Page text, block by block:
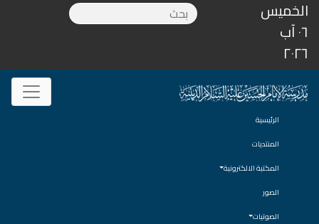
الخميس
٠٦ آب
٢٠٢٦
الرئيسية
المنتديات
المكتبة الالكترونية
الصور
الصوتيات